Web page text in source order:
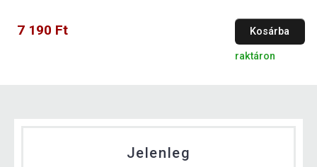
7 190 Ft Kosárba
raktáron
Jelenleg